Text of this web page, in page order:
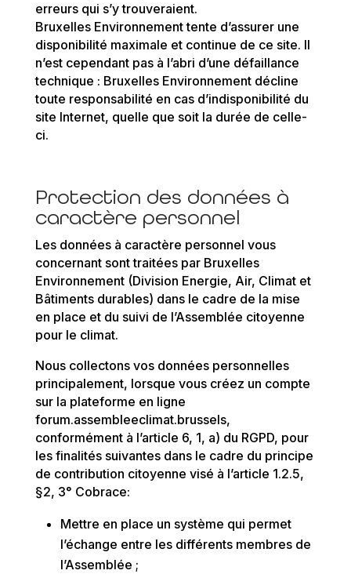
erreurs qui s’y trouveraient.
Bruxelles Environnement tente d’assurer une
disponibilité maximale et continue de ce site. Il
n’est cependant pas à l’abri d’une défaillance
technique : Bruxelles Environnement décline
toute responsabilité en cas d’indisponibilité du
site Internet, quelle que soit la durée de celle-
ci.
Protection des données à
caractère personnel
Les données à caractère personnel vous
concernant sont traitées par Bruxelles
Environnement (Division Energie, Air, Climat et
Bâtiments durables) dans le cadre de la mise
en place et du suivi de l’Assemblée citoyenne
pour le climat.
Nous collectons vos données personnelles
principalement, lorsque vous créez un compte
sur la plateforme en ligne
forum.assembleeclimat.brussels,
conformément à l’article 6, 1, a) du RGPD, pour
les finalités suivantes dans le cadre du principe
de contribution citoyenne visé à l’article 1.2.5,
§2, 3° Cobrace:
Mettre en place un système qui permet
l’échange entre les différents membres de
l’Assemblée ;